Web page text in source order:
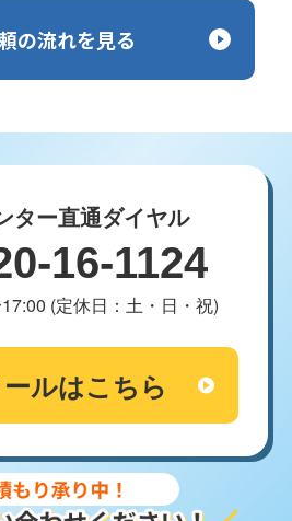
の流れを見る
ター直通ダイヤル
16-1124
(定休日：土・日・祝)
ルはこちら